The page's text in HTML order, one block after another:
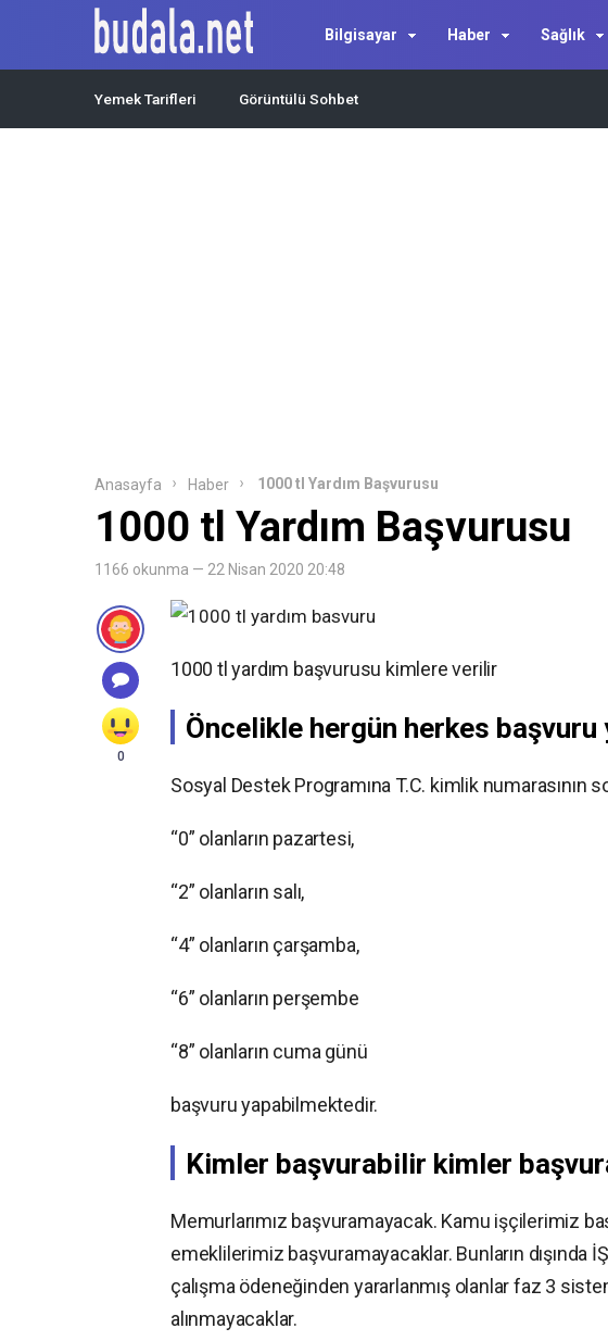
Bilgisayar Haber Sağlık
Yemek Tarifleri Görüntülü Sohbet
Anasayfa Haber 1000 tl Yardım Başvurusu
1000 tl Yardım Başvurusu
1166 okunma — 22 Nisan 2020 20:48
0
1000 tl yardım başvurusu kimlere verilir
Öncelikle hergün herkes başvuru
Sosyal Destek Programına T.C. kimlik numarasının
“0” olanların pazartesi,
“2” olanların salı,
“4” olanların çarşamba,
“6” olanların perşembe
“8” olanların cuma günü
başvuru yapabilmektedir.
Kimler başvurabilir kimler
Memurlarımız başvuramayacak. Kamu işçilerimiz
emeklilerimiz başvuramayacaklar. Bunların dışında
çalışma ödeneğinden yararlanmış olanlar faz 3
alınmayacaklar.